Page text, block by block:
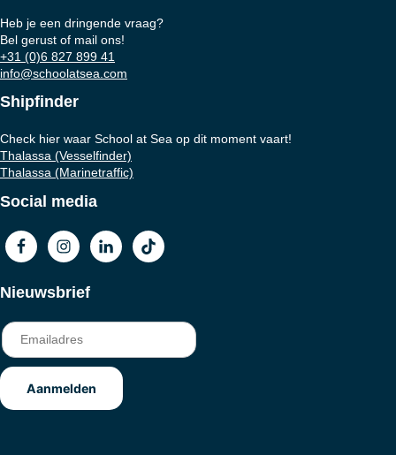
Heb je een dringende vraag?
Bel gerust of mail ons!
+31 (0)6 827 899 41
info@schoolatsea.com
Shipfinder
Check hier waar School at Sea op dit moment vaart!
Thalassa (Vesselfinder)
Thalassa (Marinetraffic)
Social media
Nieuwsbrief